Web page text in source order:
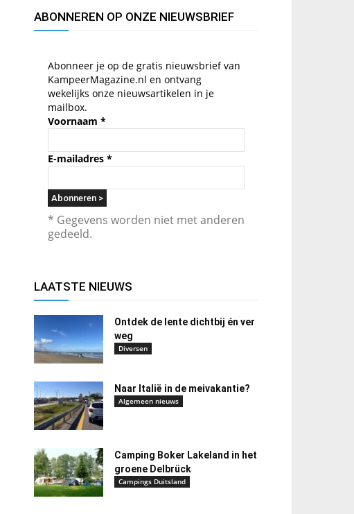
ABONNEREN OP ONZE NIEUWSBRIEF
Abonneer je op de gratis nieuwsbrief van
KampeerMagazine.nl en ontvang
wekelijks onze nieuwsartikelen in je
mailbox.
Voornaam *
E-mailadres *
* Gegevens worden niet met anderen
gedeeld.
LAATSTE NIEUWS
Ontdek de lente dichtbij én ver
weg
Diversen
Naar Italië in de meivakantie?
Algemeen nieuws
Camping Boker Lakeland in het
groene Delbrück
Campings Duitsland